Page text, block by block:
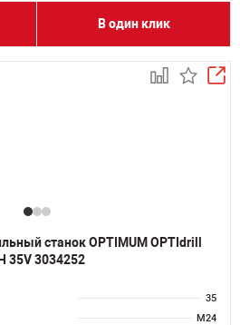
В один клик
станок OPTIMUM OPTIdrill
35V 3034252
35
M24